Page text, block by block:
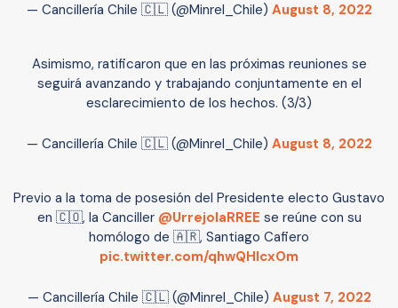
— Cancillería Chile 🇨🇱 (@Minrel_Chile) August 8, 2022
Asimismo, ratificaron que en las próximas reuniones se
seguirá avanzando y trabajando conjuntamente en el
esclarecimiento de los hechos. (3/3)
— Cancillería Chile 🇨🇱 (@Minrel_Chile) August 8, 2022
Previo a la toma de posesión del Presidente electo Gustavo
en 🇨🇴, la Canciller @UrrejolaRREE se reúne con su
homólogo de 🇦🇷, Santiago Cafiero
pic.twitter.com/qhwQHIcxOm
— Cancillería Chile 🇨🇱 (@Minrel_Chile) August 7, 2022